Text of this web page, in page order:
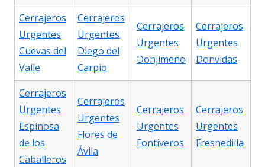
Cerrajeros
Urgentes
Cuevas del
Valle
Cerrajeros
Urgentes
Diego del
Carpio
Cerrajeros
Urgentes
Donjimeno
Cerrajeros
Urgentes
Donvidas
Cerrajeros
Urgentes
Espinosa
de los
Caballeros
Cerrajeros
Urgentes
Flores de
Ávila
Cerrajeros
Urgentes
Fontiveros
Cerrajeros
Urgentes
Fresnedilla